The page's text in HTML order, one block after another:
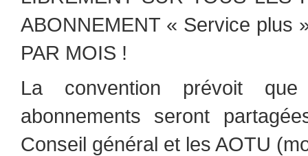
ABONNEMENT « Service plus
PAR MOIS !
La convention prévoit
abonnements seront
Conseil général et les AOTU